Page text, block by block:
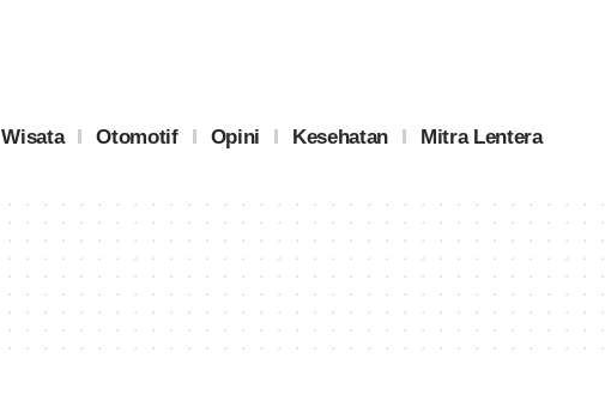
Wisata Otomotif Opini Kesehatan Mitra Lentera